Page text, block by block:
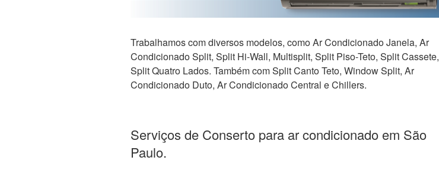
Trabalhamos com diversos modelos, como Ar Condicionado Janela, Ar
Condicionado Split, Split Hi-Wall, Multisplit, Split Piso-Teto, Split Cassete,
Split Quatro Lados. Também com Split Canto Teto, Window Split, Ar
Condicionado Duto, Ar Condicionado Central e Chillers.
Serviços de Conserto para ar condicionado em São
Paulo.